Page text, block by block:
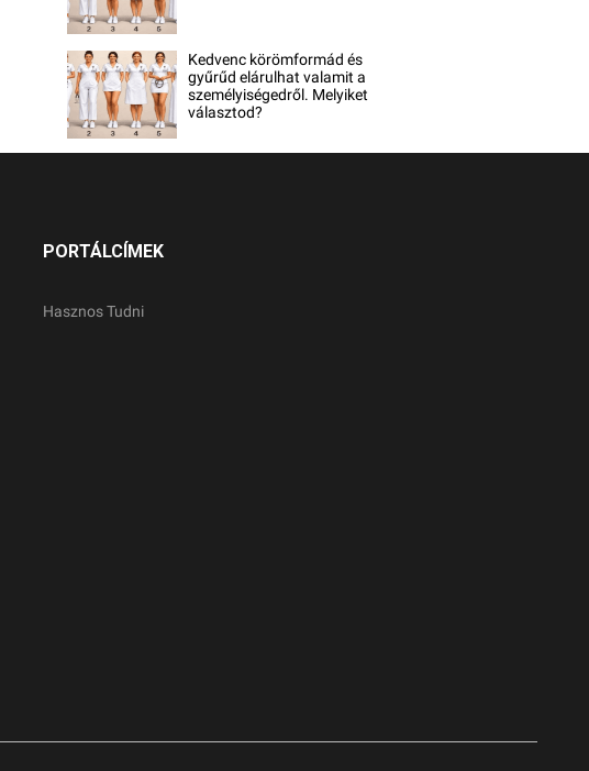
Kedvenc körömformád és
gyűrűd elárulhat valamit a
személyiségedről. Melyiket
választod?
PORTÁLCÍMEK
Hasznos Tudni